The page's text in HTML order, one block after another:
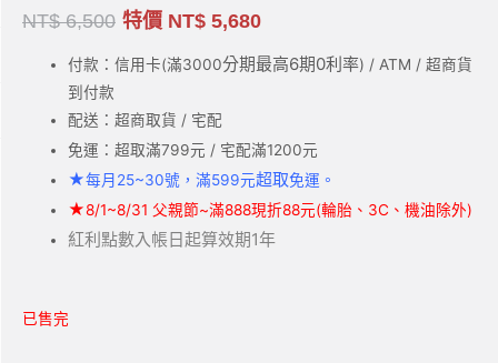
NT$6,500 特價 NT$ 5,680
付款：信用卡(滿3000分期最高6期0利率) / ATM / 超商貨
到付款
配送：超商取貨 / 宅配
免運：超取滿799元 / 宅配滿1200元
★每月25~30號，滿599元超取免運。
★8/1~8/31 父親節~滿888現折88元(輪胎、3C、機油除外)
紅利點數入帳日起算效期1年
已售完